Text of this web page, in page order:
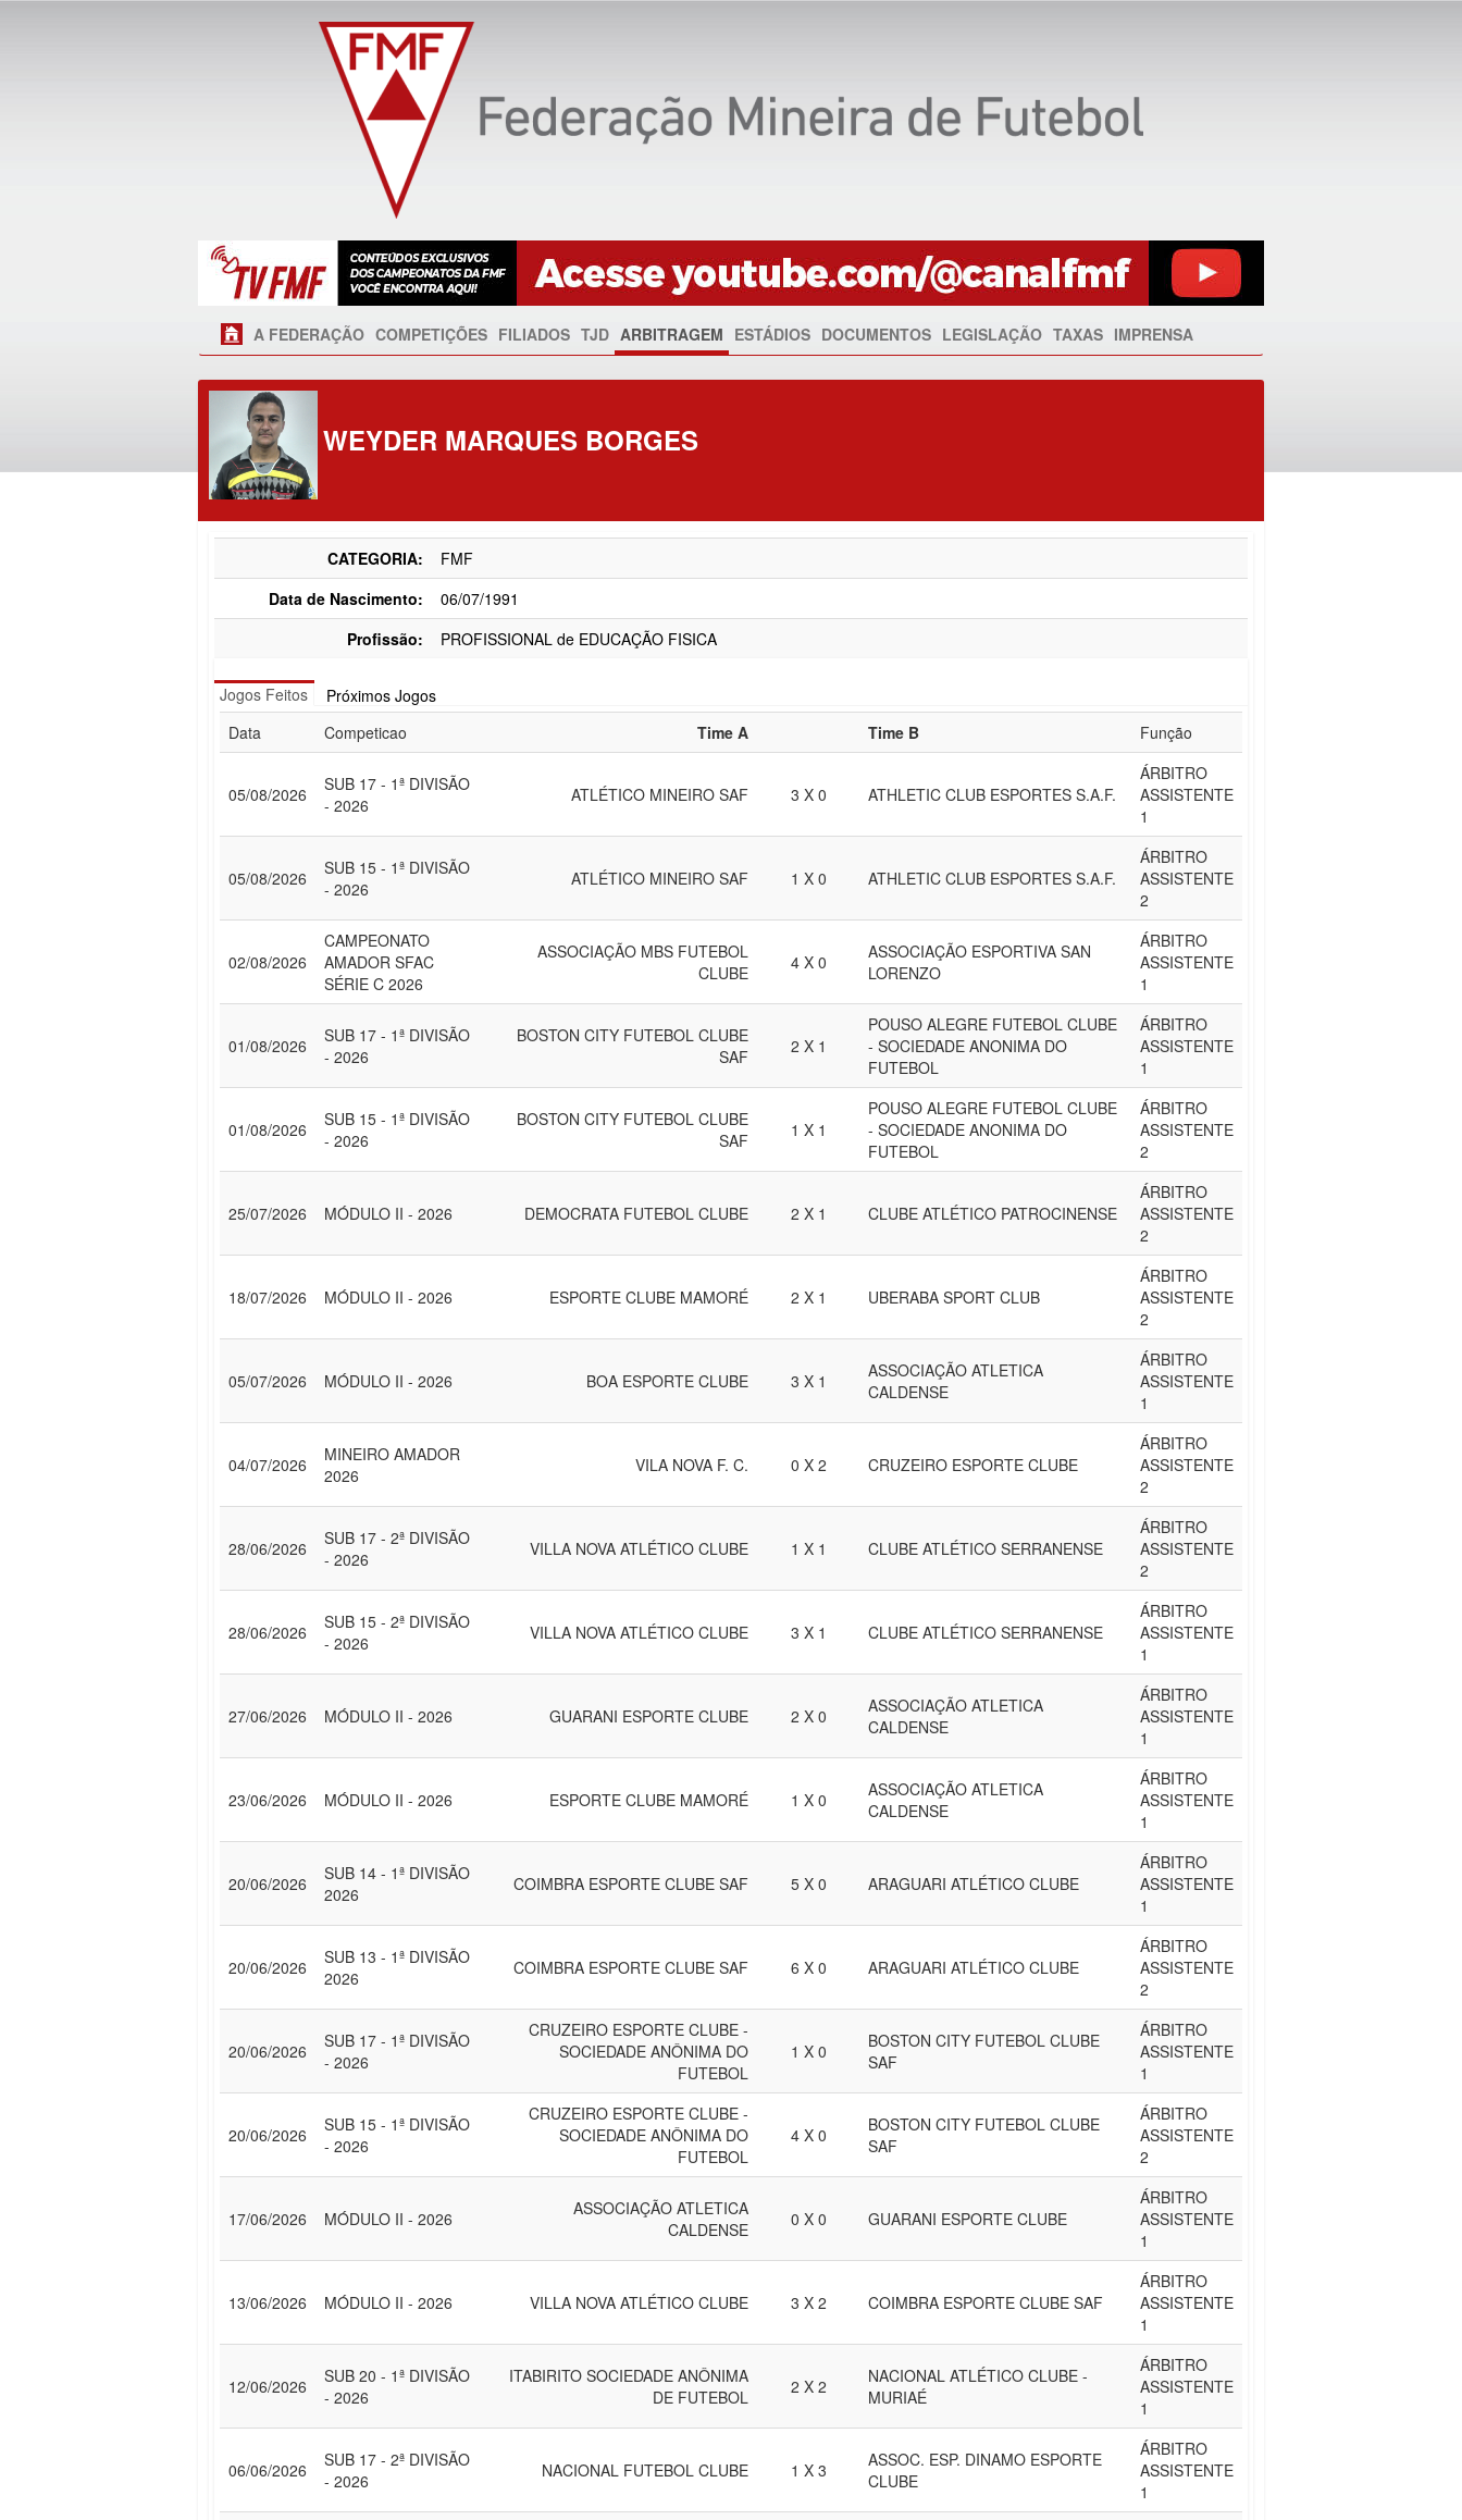
A FEDERAÇÃO COMPETIÇÕES FILIADOS TJD ARBITRAGEM ESTÁDIOS DOCUMENTOS LEGISLAÇÃO TAXAS IMPRENSA
WEYDER MARQUES BORGES
CATEGORIA:
FMF
Data de Nascimento:
06/07/1991
Profissão:
PROFISSIONAL de EDUCAÇÃO FISICA
Jogos Feitos
Próximos Jogos
Data
Competicao Time A Time B Função
05/08/2026
SUB 17 - 1ª DIVISÃO
- 2026
ATLÉTICO MINEIRO SAF 3 X 0 ATHLETIC CLUB ESPORTES S.A.F.
ÁRBITRO
ASSISTENTE
1
05/08/2026
SUB 15 - 1ª DIVISÃO
- 2026
ATLÉTICO MINEIRO SAF 1 X 0 ATHLETIC CLUB ESPORTES S.A.F.
ÁRBITRO
ASSISTENTE
2
02/08/2026
CAMPEONATO
AMADOR SFAC
SÉRIE C 2026
ASSOCIAÇÃO MBS FUTEBOL
CLUBE
4 X 0
ASSOCIAÇÃO ESPORTIVA SAN
LORENZO
ÁRBITRO
ASSISTENTE
1
01/08/2026
SUB 17 - 1ª DIVISÃO
- 2026
BOSTON CITY FUTEBOL CLUBE
SAF
2 X 1
POUSO ALEGRE FUTEBOL CLUBE
- SOCIEDADE ANONIMA DO
FUTEBOL
ÁRBITRO
ASSISTENTE
1
01/08/2026
SUB 15 - 1ª DIVISÃO
- 2026
BOSTON CITY FUTEBOL CLUBE
SAF
1 X 1
POUSO ALEGRE FUTEBOL CLUBE
- SOCIEDADE ANONIMA DO
FUTEBOL
ÁRBITRO
ASSISTENTE
2
25/07/2026 MÓDULO II - 2026 DEMOCRATA FUTEBOL CLUBE 2 X 1 CLUBE ATLÉTICO PATROCINENSE
ÁRBITRO
ASSISTENTE
2
18/07/2026 MÓDULO II - 2026 ESPORTE CLUBE MAMORÉ 2 X 1 UBERABA SPORT CLUB
ÁRBITRO
ASSISTENTE
2
05/07/2026 MÓDULO II - 2026 BOA ESPORTE CLUBE 3 X 1
ASSOCIAÇÃO ATLETICA
CALDENSE
ÁRBITRO
ASSISTENTE
1
04/07/2026
MINEIRO AMADOR
2026
VILA NOVA F. C. 0 X 2 CRUZEIRO ESPORTE CLUBE
ÁRBITRO
ASSISTENTE
2
28/06/2026
SUB 17 - 2ª DIVISÃO
- 2026
VILLA NOVA ATLÉTICO CLUBE 1 X 1 CLUBE ATLÉTICO SERRANENSE
ÁRBITRO
ASSISTENTE
2
28/06/2026
SUB 15 - 2ª DIVISÃO
- 2026
VILLA NOVA ATLÉTICO CLUBE 3 X 1 CLUBE ATLÉTICO SERRANENSE
ÁRBITRO
ASSISTENTE
1
27/06/2026 MÓDULO II - 2026 GUARANI ESPORTE CLUBE 2 X 0
ASSOCIAÇÃO ATLETICA
CALDENSE
ÁRBITRO
ASSISTENTE
1
23/06/2026 MÓDULO II - 2026 ESPORTE CLUBE MAMORÉ 1 X 0
ASSOCIAÇÃO ATLETICA
CALDENSE
ÁRBITRO
ASSISTENTE
1
20/06/2026
SUB 14 - 1ª DIVISÃO
2026
COIMBRA ESPORTE CLUBE SAF 5 X 0 ARAGUARI ATLÉTICO CLUBE
ÁRBITRO
ASSISTENTE
1
20/06/2026
SUB 13 - 1ª DIVISÃO
2026
COIMBRA ESPORTE CLUBE SAF 6 X 0 ARAGUARI ATLÉTICO CLUBE
ÁRBITRO
ASSISTENTE
2
20/06/2026
SUB 17 - 1ª DIVISÃO
- 2026
CRUZEIRO ESPORTE CLUBE -
SOCIEDADE ANÔNIMA DO
FUTEBOL
1 X 0
BOSTON CITY FUTEBOL CLUBE
SAF
ÁRBITRO
ASSISTENTE
1
20/06/2026
SUB 15 - 1ª DIVISÃO
- 2026
CRUZEIRO ESPORTE CLUBE -
SOCIEDADE ANÔNIMA DO
FUTEBOL
4 X 0
BOSTON CITY FUTEBOL CLUBE
SAF
ÁRBITRO
ASSISTENTE
2
17/06/2026 MÓDULO II - 2026
ASSOCIAÇÃO ATLETICA
CALDENSE
0 X 0 GUARANI ESPORTE CLUBE
ÁRBITRO
ASSISTENTE
1
13/06/2026 MÓDULO II - 2026 VILLA NOVA ATLÉTICO CLUBE 3 X 2 COIMBRA ESPORTE CLUBE SAF
ÁRBITRO
ASSISTENTE
1
12/06/2026
SUB 20 - 1ª DIVISÃO
- 2026
ITABIRITO SOCIEDADE ANÔNIMA
DE FUTEBOL
2 X 2
NACIONAL ATLÉTICO CLUBE -
MURIAÉ
ÁRBITRO
ASSISTENTE
1
06/06/2026
SUB 17 - 2ª DIVISÃO
- 2026
NACIONAL FUTEBOL CLUBE 1 X 3
ASSOC. ESP. DINAMO ESPORTE
CLUBE
ÁRBITRO
ASSISTENTE
1